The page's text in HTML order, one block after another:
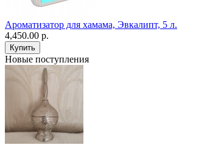
Ароматизатор для хамама, Эвкалипт, 5 л.
4,450.00 р.
Новые поступления